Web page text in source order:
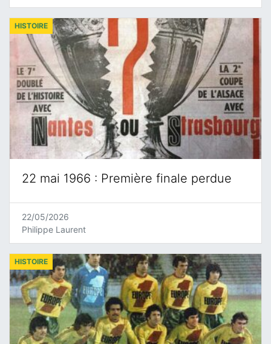
22 mai 1966 : Première finale perdue
HISTOIRE
22/05/2026
Philippe Laurent
HISTOIRE